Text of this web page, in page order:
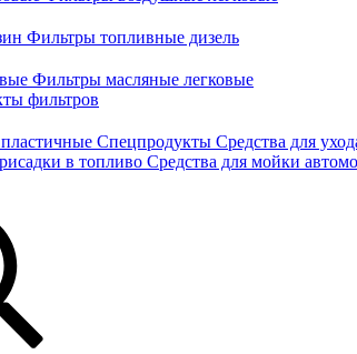
Фильтры топливные дизель
Фильтры масляные легковые
фильтров
Спецпродукты Средства для
в топливо Средства для мойки